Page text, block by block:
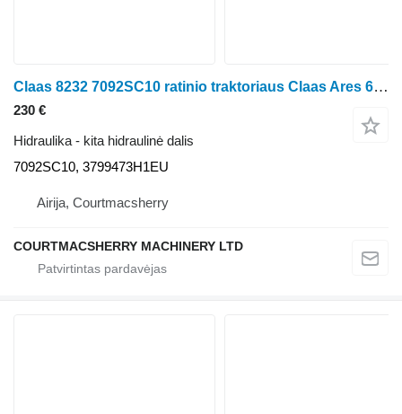
Claas 8232 7092SC10 ratinio traktoriaus Claas Ares 656RC
230 €
Hidraulika - kita hidraulinė dalis
7092SC10, 3799473H1EU
Airija, Courtmacsherry
COURTMACSHERRY MACHINERY LTD